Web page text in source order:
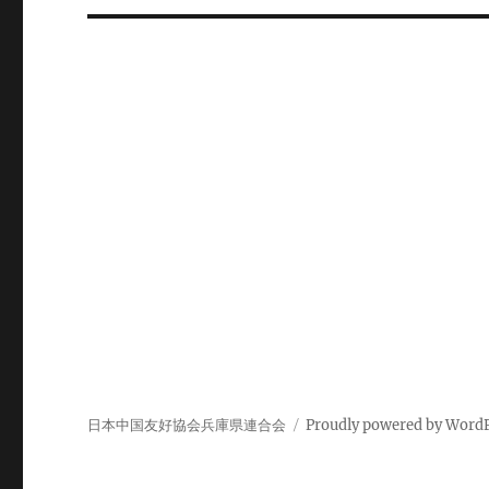
日本中国友好協会兵庫県連合会 Proudly powered by